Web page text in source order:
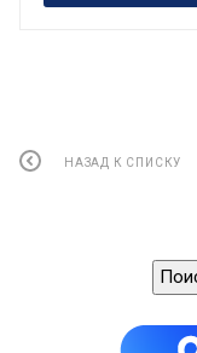
НАЗАД К СПИСКУ